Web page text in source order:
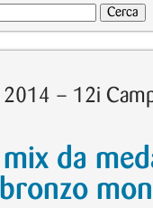
– 12i
da